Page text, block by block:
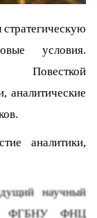
условия.
Повесткой
аналитические
аналитики,
научный
ФГБНУ ФНЦ